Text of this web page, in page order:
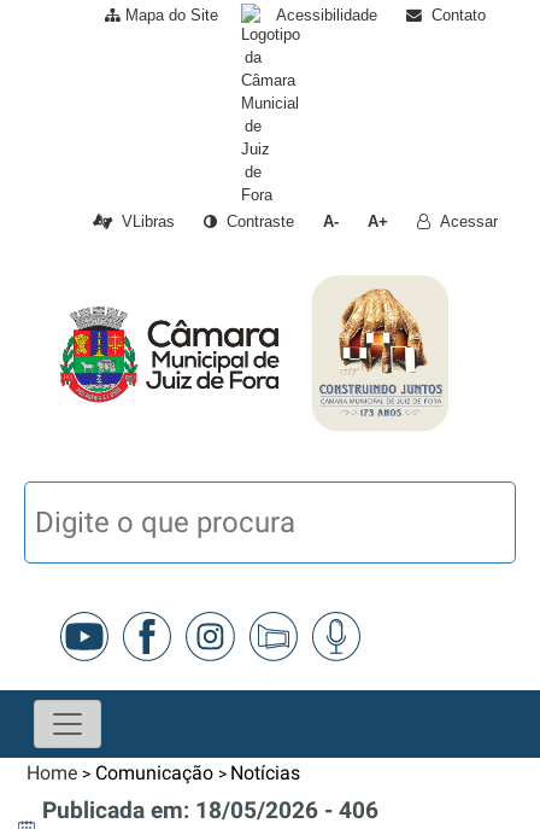
Mapa do Site Acessibilidade Contato
VLibras Contraste A- A+ Acessar
Home > Comunicação > Notícias
Publicada em: 18/05/2026 - 406